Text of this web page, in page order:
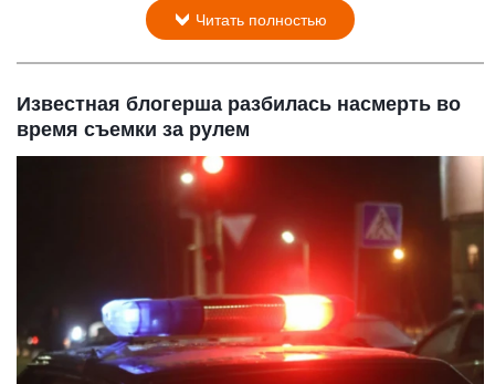
Читать полностью
Известная блогерша разбилась насмерть во
время съемки за рулем